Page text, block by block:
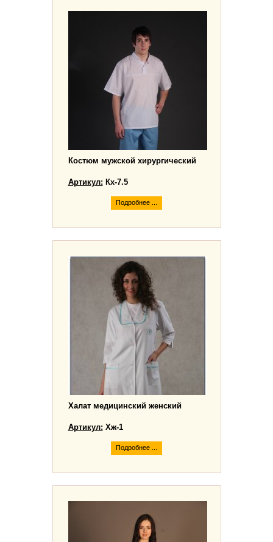
Костюм мужской хирургический
Артикул: Кх-7.5
Подробнее ...
Халат медицинский женский
Артикул: Хж-1
Подробнее ...